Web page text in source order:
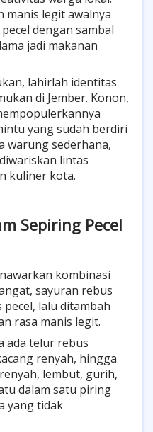
manis legit awalnya
dengan sambal
jadi makanan
lahirlah identitas
di Jember. Konon,
yang sudah berdiri
warung sederhana,
lintas
kuliner kota.
Sepiring Pecel
kombinasi
sayuran rebus
lalu ditambah
rasa manis legit.
ada telur rebus
renyah, hingga
lembut, gurih,
dalam satu piring
yang tidak